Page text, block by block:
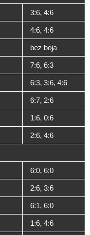
3:6, 4:6
4:6, 4:6
bez boja
7:6, 6:3
6:3, 3:6, 4:6
6:7, 2:6
1:6, 0:6
2:6, 4:6
6:0, 6:0
2:6, 3:6
6:1, 6:0
1:6, 4:6